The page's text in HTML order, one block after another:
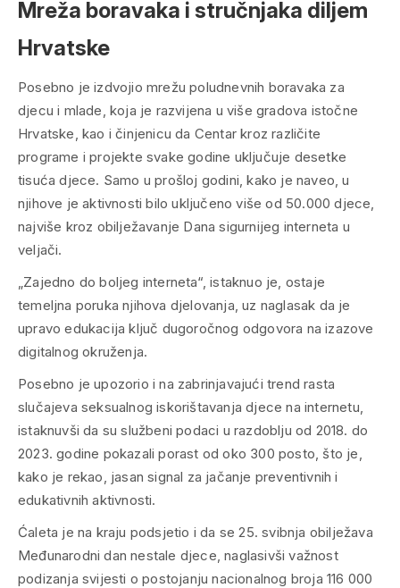
Mreža boravaka i stručnjaka diljem
Hrvatske
Posebno je izdvojio mrežu poludnevnih boravaka za
djecu i mlade, koja je razvijena u više gradova istočne
Hrvatske, kao i činjenicu da Centar kroz različite
programe i projekte svake godine uključuje desetke
tisuća djece. Samo u prošloj godini, kako je naveo, u
njihove je aktivnosti bilo uključeno više od 50.000 djece,
najviše kroz obilježavanje Dana sigurnijeg interneta u
veljači.
„Zajedno do boljeg interneta“, istaknuo je, ostaje
temeljna poruka njihova djelovanja, uz naglasak da je
upravo edukacija ključ dugoročnog odgovora na izazove
digitalnog okruženja.
Posebno je upozorio i na zabrinjavajući trend rasta
slučajeva seksualnog iskorištavanja djece na internetu,
istaknuvši da su službeni podaci u razdoblju od 2018. do
2023. godine pokazali porast od oko 300 posto, što je,
kako je rekao, jasan signal za jačanje preventivnih i
edukativnih aktivnosti.
Ćaleta je na kraju podsjetio i da se 25. svibnja obilježava
Međunarodni dan nestale djece, naglasivši važnost
podizanja svijesti o postojanju nacionalnog broja 116 000